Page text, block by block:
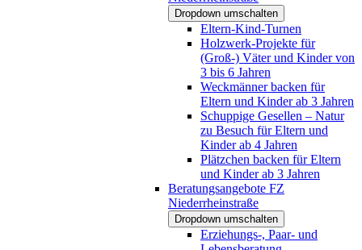
Dropdown umschalten
Eltern-Kind-Turnen
Holzwerk-Projekte für
(Groß-) Väter und Kinder von
3 bis 6 Jahren
Weckmänner backen für
Eltern und Kinder ab 3 Jahren
Schuppige Gesellen – Natur
zu Besuch für Eltern und
Kinder ab 4 Jahren
Plätzchen backen für Eltern
und Kinder ab 3 Jahren
Beratungsangebote FZ
Niederrheinstraße
Dropdown umschalten
Erziehungs-, Paar- und